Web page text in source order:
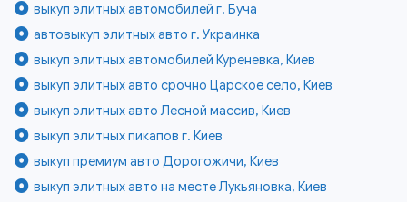
выкуп элитных автомобилей г. Буча
автовыкуп элитных авто г. Украинка
выкуп элитных автомобилей Куреневка, Киев
выкуп элитных авто срочно Царское село, Киев
выкуп элитных авто Лесной массив, Киев
выкуп элитных пикапов г. Киев
выкуп премиум авто Дорогожичи, Киев
выкуп элитных авто на месте Лукьяновка, Киев